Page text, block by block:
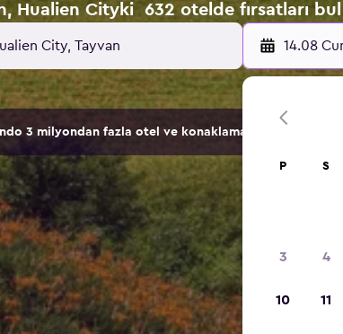
Hualien Cityki 632 otelde fırsatları bul
14.08
3 milyondan fazla otel ve konaklama seçeneğini
P S
3 4
10 11